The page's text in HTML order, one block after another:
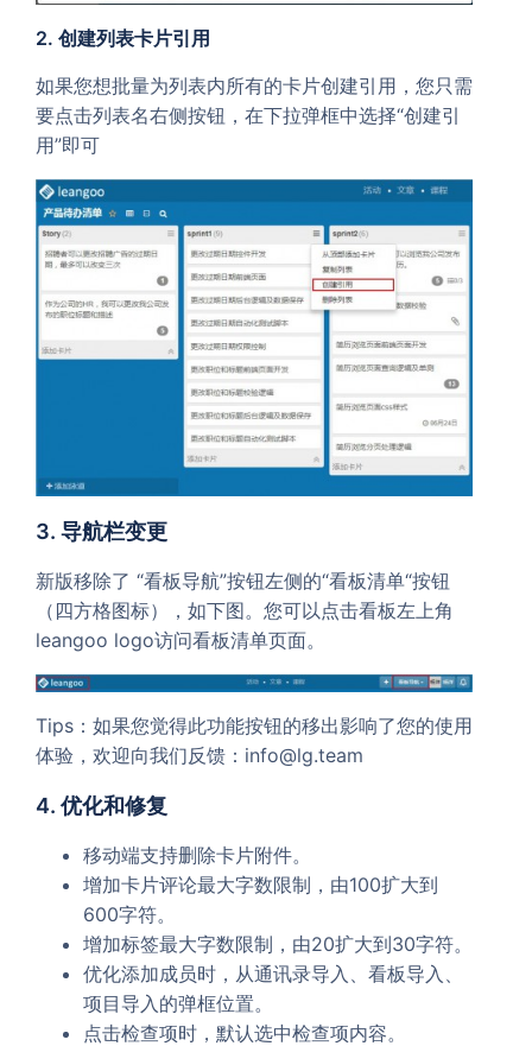
2. 创建列表卡片引用
如果您想批量为列表内所有的卡片创建引用，您只需
要点击列表名右侧按钮，在下拉弹框中选择“创建引
用”即可
3. 导航栏变更
新版移除了 “看板导航”按钮左侧的“看板清单“按钮
（四方格图标），如下图。您可以点击看板左上角
leangoo logo访问看板清单页面。
Tips：如果您觉得此功能按钮的移出影响了您的使用
体验，欢迎向我们反馈：info@lg.team
4. 优化和修复
移动端支持删除卡片附件。
增加卡片评论最大字数限制，由100扩大到
600字符。
增加标签最大字数限制，由20扩大到30字符。
优化添加成员时，从通讯录导入、看板导入、
项目导入的弹框位置。
点击检查项时，默认选中检查项内容。